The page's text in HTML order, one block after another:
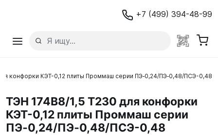
+7 (499) 394-48-99
конфорки КЭТ-0,12 плиты Проммаш серии ПЭ‐0,24/ПЭ‐0,48/ПСЭ-0,48
ТЭН 174В8/1,5 Т230 для конфорки
КЭТ-0,12 плиты Проммаш серии
ПЭ‐0,24/ПЭ‐0,48/ПСЭ-0,48